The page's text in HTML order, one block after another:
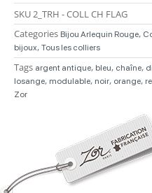
SKU2_TRH - COLL CH FLAG
Categories Bijou Arlequin Rouge,
bijoux, Tous les colliers
Tags argent antique, bleu, chaîne,
losange, modulable, noir, orange,
Zor